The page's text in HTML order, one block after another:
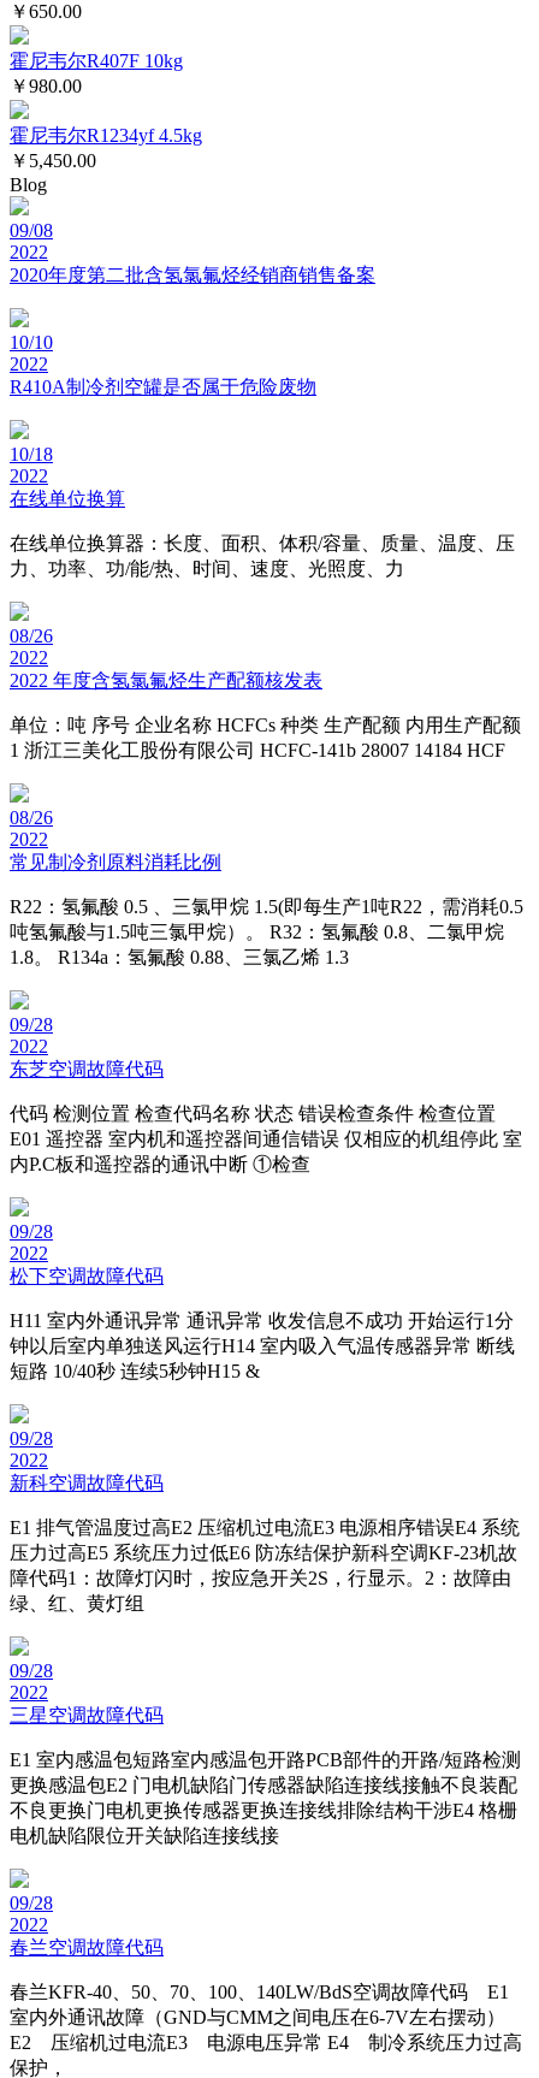
￥650.00
霍尼韦尔R407F 10kg
￥980.00
霍尼韦尔R1234yf 4.5kg
￥5,450.00
Blog
09/08
2022
2020年度第二批含氢氯氟烃经销商销售备案
10/10
2022
R410A制冷剂空罐是否属于危险废物
10/18
2022
在线单位换算
在线单位换算器：长度、面积、体积/容量、质量、温度、压
力、功率、功/能/热、时间、速度、光照度、力
08/26
2022
2022 年度含氢氯氟烃生产配额核发表
单位：吨 序号 企业名称 HCFCs 种类 生产配额 内用生产配额
1 浙江三美化工股份有限公司 HCFC-141b 28007 14184 HCF
08/26
2022
常见制冷剂原料消耗比例
R22：氢氟酸 0.5 、三氯甲烷 1.5(即每生产1吨R22，需消耗0.5
吨氢氟酸与1.5吨三氯甲烷）。 R32：氢氟酸 0.8、二氯甲烷
1.8。 R134a：氢氟酸 0.88、三氯乙烯 1.3
09/28
2022
东芝空调故障代码
代码 检测位置 检查代码名称 状态 错误检查条件 检查位置
E01 遥控器 室内机和遥控器间通信错误 仅相应的机组停此 室
内P.C板和遥控器的通讯中断 ①检查
09/28
2022
松下空调故障代码
H11 室内外通讯异常 通讯异常 收发信息不成功 开始运行1分
钟以后室内单独送风运行H14 室内吸入气温传感器异常 断线
短路 10/40秒 连续5秒钟H15 &
09/28
2022
新科空调故障代码
E1 排气管温度过高E2 压缩机过电流E3 电源相序错误E4 系统
压力过高E5 系统压力过低E6 防冻结保护新科空调KF-23机故
障代码1：故障灯闪时，按应急开关2S，行显示。2：故障由
绿、红、黄灯组
09/28
2022
三星空调故障代码
E1 室内感温包短路室内感温包开路PCB部件的开路/短路检测
更换感温包E2 门电机缺陷门传感器缺陷连接线接触不良装配
不良更换门电机更换传感器更换连接线排除结构干涉E4 格栅
电机缺陷限位开关缺陷连接线接
09/28
2022
春兰空调故障代码
春兰KFR-40、50、70、100、140LW/BdS空调故障代码 E1
室内外通讯故障（GND与CMM之间电压在6-7V左右摆动）
E2 压缩机过电流E3 电源电压异常 E4 制冷系统压力过高
保护，